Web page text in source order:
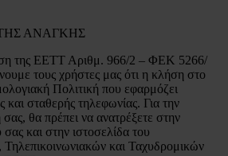
ΑΝΑΓΚΗΣ
της ΕΕΤΤ Αριθμ. 966/2 – ΦΕΚ 5266/
τους χρήστες μας ότι η κλήση στο
Πολιτική που εφαρμόζει
και σταθερής τηλεφωνίας. Για την
θα πρέπει να ανατρέξετε στην
και στην ιστοσελίδα του
και Ταχυδρομικών